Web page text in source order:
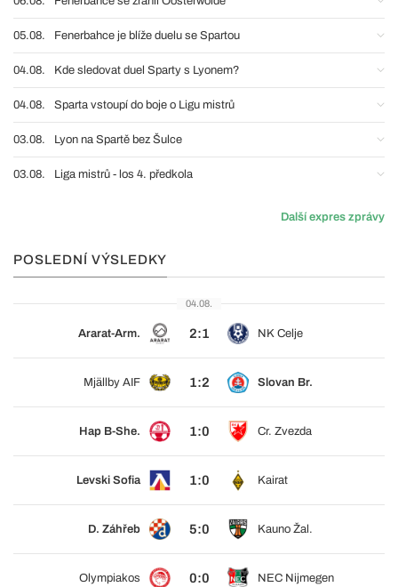
05.08. Fenerbahce je blíže duelu se Spartou
04.08. Kde sledovat duel Sparty s Lyonem?
04.08. Sparta vstoupí do boje o Ligu mistrů
03.08. Lyon na Spartě bez Šulce
03.08. Liga mistrů - los 4. předkola
Další expres zprávy
POSLEDNÍ VÝSLEDKY
04.08.
Ararat-Arm. 2:1 NK Celje
Mjällby AIF 1:2 Slovan Br.
Hap B-She. 1:0 Cr. Zvezda
Levski Sofia 1:0 Kairat
D. Záhřeb 5:0 Kauno Žal.
Olympiakos 0:0 NEC Nijmegen